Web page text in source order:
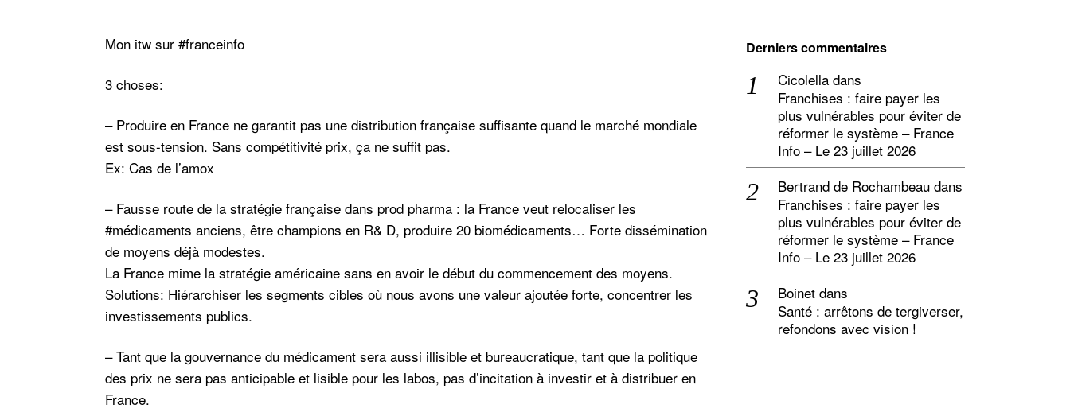
volume.
Mon itw sur #franceinfo
3 choses:
– Produire en France ne garantit pas une distribution française suffisante quand le marché mondiale
est sous-tension. Sans compétitivité prix, ça ne suffit pas.
Ex: Cas de l’amox
– Fausse route de la stratégie française dans prod pharma : la France veut relocaliser les
#médicaments anciens, être champions en R& D, produire 20 biomédicaments… Forte dissémination
de moyens déjà modestes.
La France mime la stratégie américaine sans en avoir le début du commencement des moyens.
Solutions: Hiérarchiser les segments cibles où nous avons une valeur ajoutée forte, concentrer les
investissements publics.
– Tant que la gouvernance du médicament sera aussi illisible et bureaucratique, tant que la politique
des prix ne sera pas anticipable et lisible pour les labos, pas d’incitation à investir et à distribuer en
France.
Derniers commentaires
Cicolella dans
Franchises : faire payer les
plus vulnérables pour éviter de
réformer le système – France
Info – Le 23 juillet 2026
Bertrand de Rochambeau dans
Franchises : faire payer les
plus vulnérables pour éviter de
réformer le système – France
Info – Le 23 juillet 2026
Boinet dans
Santé : arrêtons de tergiverser,
refondons avec vision !